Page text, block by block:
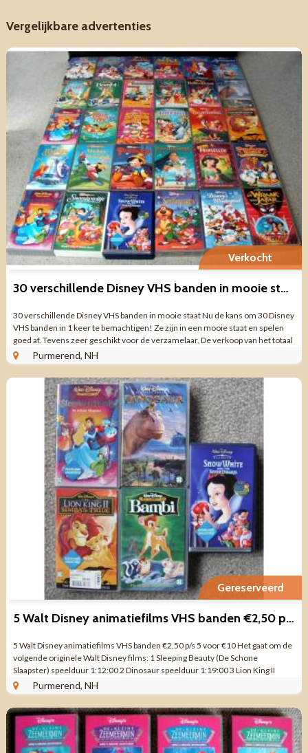
Vergelijkbare advertenties
Verkocht
30 verschillende Disney VHS banden in mooie staat
30 verschillende Disney VHS banden in mooie staat Nu de kans om 30 Disney
VHS banden in 1 keer te bemachtigen! Ze zijn in een mooie staat en spelen
goed af. Tevens zeer geschikt voor de verzamelaar. De verkoop van het totaal
gaat voor op ...
Purmerend, NH
Gereserveerd
5 Walt Disney animatiefilms VHS banden €2,50 p/s 5 voor €10
5 Walt Disney animatiefilms VHS banden €2,50 p/s 5 voor €10 Het gaat om de
volgende originele Walt Disney films: 1 Sleeping Beauty (De Schone
Slaapster) speelduur 1:12:00 2 Dinosaur speelduur 1:19:00 3 Lion King II
Simba’s ...Purmerend, NH